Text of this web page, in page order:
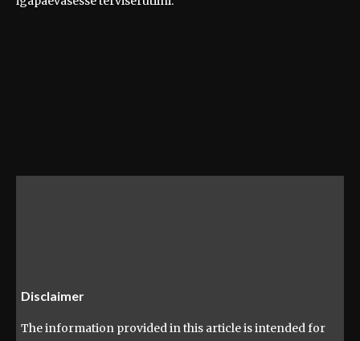
Disclaimer
The information provided in this article is intended for